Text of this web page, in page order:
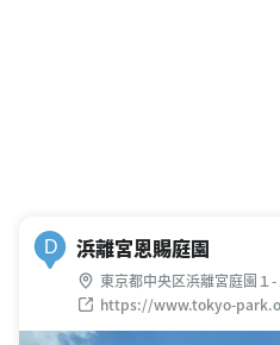
D 浜離宮恩賜庭園
東京都中央区浜離宮庭園１-
https://www.tokyo-